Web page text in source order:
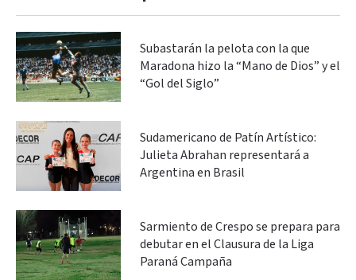
Subastarán la pelota con la que
Maradona hizo la “Mano de Dios” y el
“Gol del Siglo”
Sudamericano de Patín Artístico:
Julieta Abrahan representará a
Argentina en Brasil
Sarmiento de Crespo se prepara para
debutar en el Clausura de la Liga
Paraná Campaña